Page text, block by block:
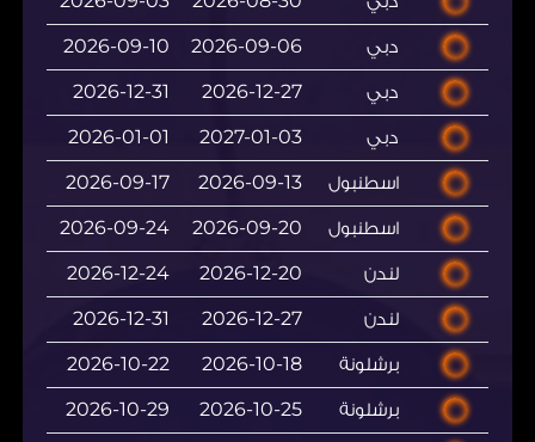
دبي
2026-09-06
2026-09-10
دبي
2026-12-27
2026-12-31
دبي
2027-01-03
2026-01-01
اسطنبول
2026-09-13
2026-09-17
اسطنبول
2026-09-20
2026-09-24
لندن
2026-12-20
2026-12-24
لندن
2026-12-27
2026-12-31
برشلونة
2026-10-18
2026-10-22
برشلونة
2026-10-25
2026-10-29